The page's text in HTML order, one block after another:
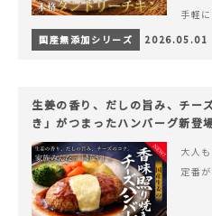
手軽
んで
国産無添加シリーズ 2026.05.01
生姜の香り、だしの旨み、チー
き」がつまったハンバーグ新登
大人
定番